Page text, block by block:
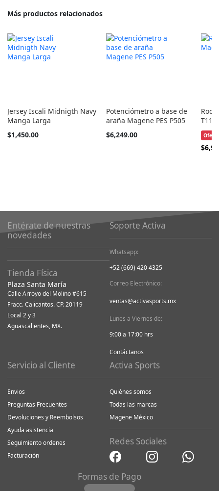
Más productos relacionados
Jersey Iscali Midnigth Navy
Manga Larga
Tan
$1,450.00
Potenciómetro a base de
araña Magene PES P505
Tan
$6,249.00
Precio
Entérate de nuestras
novedades
Tienda Física
Plaza Santa María
Calle Arroyo del Molino #615
Fracc. Calicantos. CP. 20119
Local 2 y 3
Aguascalientes, MX.
Soporte Activa
Whatsapp:
+52 (669) 420 4325
Correo Electrónico:
ventas@activasports.mx
Lunes a Viernes de:
9:00 a 17:00 hrs
Contáctanos
Servicio al Cliente
Envios
Preguntas Frecuentes
Devoluciones y Reembolsos
Ayuda asistencia
Seguimiento ordenes
Facturación
Activa Sports
Quiénes somos
Todas las marcas
Magene México
Redes Sociales
Formas de Pago